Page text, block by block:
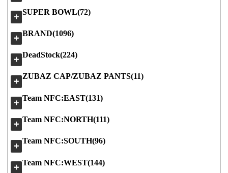
＋
SUPER BOWL(72)
＋
BRAND(1096)
＋
DeadStock(224)
＋
ZUBAZ CAP/ZUBAZ PANTS(11)
＋
Team NFC:EAST(131)
＋
Team NFC:NORTH(111)
＋
Team NFC:SOUTH(96)
＋
Team NFC:WEST(144)